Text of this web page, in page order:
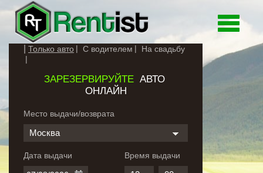
Toggle
Только авто С водителем На свадьбу
ЗАРЕЗЕРВИРУЙТЕАВТО
ОНЛАЙН
Место выдачи/возврата
Москва
Дата выдачи Время выдачи